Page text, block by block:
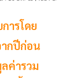
ารโดย
กปีก่อน
ค่ารวม